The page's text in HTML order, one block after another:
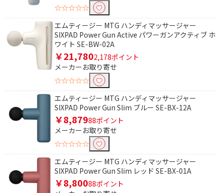
☆☆☆☆☆
エムティージー MTG ハンディマッサージャー
SIXPAD Power Gun Active パワーガンアクティブ ホ
ワイト SE-BW-02A
￥21,7802,178ポイント
メーカーお取り寄せ
☆☆☆☆☆
エムティージー MTG ハンディマッサージャー
SIXPAD Power Gun Slim ブルー SE-BX-12A
￥8,87988ポイント
メーカーお取り寄せ
☆☆☆☆☆
エムティージー MTG ハンディマッサージャー
SIXPAD Power Gun Slim レッド SE-BX-01A
￥8,80088ポイント